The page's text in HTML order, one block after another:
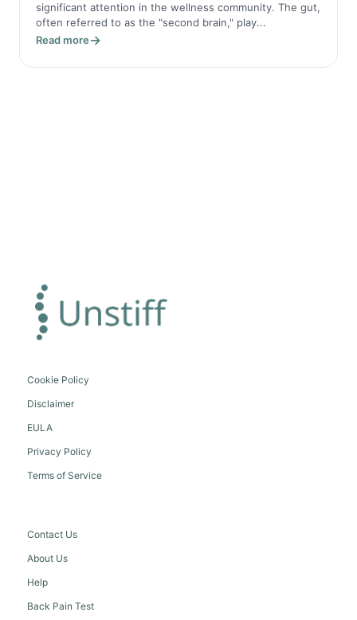
significant attention in the wellness community. The gut,
often referred to as the "second brain," play...
Read more
Cookie Policy
Disclaimer
EULA
Privacy Policy
Terms of Service
Contact Us
About Us
Help
Back Pain Test